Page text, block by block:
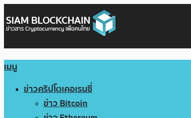
เมนู
ข่าวคริปโตเคอเรนซี่
ข่าว Bitcoin